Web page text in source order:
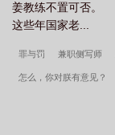
姜教练不置可否。
这些年国家老...
罪与罚 兼职侧写师
怎么，你对朕有意见？